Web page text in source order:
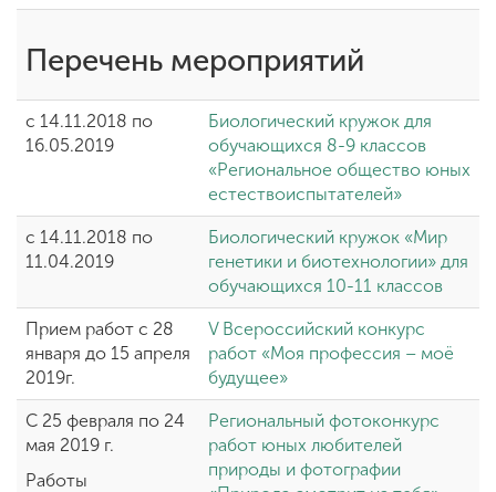
деятельность
Другие виды
деятельности
Студенческая жизнь
Сведения об
образовательной
организации
ENG CHI
Перечень мероприятий
с 14.11.2018 по
16.05.2019
Биологический кружок для
обучающихся 8-9 классов
«Региональное общество юных
естествоиспытателей»
с 14.11.2018 по
11.04.2019
Биологический кружок «Мир
генетики и биотехнологии» для
обучающихся 10-11 классов
Прием работ с 28
января до 15 апреля
2019г.
V Всероссийский конкурс
работ «Моя профессия – моё
будущее»
С 25 февраля по 24
мая 2019 г.
Работы
Региональный фотоконкурс
работ юных любителей
природы и фотографии